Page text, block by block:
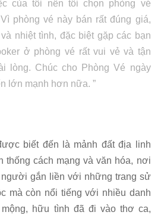
của tôi nên tôi chọn phòng vé
phòng vé này bán rất đúng giá,
nhiệt tình, đặc biệt gặp các bạn
ở phòng vé rất vui vẻ và tận
lòng. Chúc cho Phòng Vé ngày
lớn mạnh hơn nữa. ”
biết đến là mảnh đất địa linh
thống cách mạng và văn hóa, nơi
người gắn liền với những trang sử
mà còn nổi tiếng với nhiều danh
mộng, hữu tình đã đi vào thơ ca,